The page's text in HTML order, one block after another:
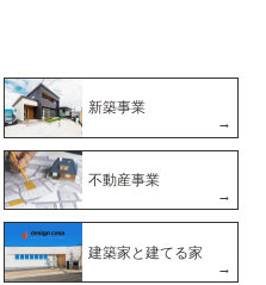
新築事業
不動産事業
建築家と建てる家